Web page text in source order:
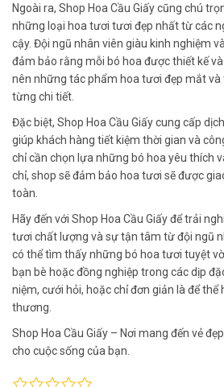
Ngoài ra, Shop Hoa Cầu Giấy cũng chú
những loại hoa tươi tươi đẹp nhất từ các
cậy. Đội ngũ nhân viên giàu kinh nghiệm
đảm bảo rằng mỗi bó hoa được thiết kế
nên những tác phẩm hoa tươi đẹp mắt và
từng chi tiết.
Đặc biệt, Shop Hoa Cầu Giấy cung cấp
giúp khách hàng tiết kiệm thời gian và
chỉ cần chọn lựa những bó hoa yêu thích
chỉ, shop sẽ đảm bảo hoa tươi sẽ được
toàn.
Hãy đến với Shop Hoa Cầu Giấy để trải
tươi chất lượng và sự tận tâm từ đội ngũ
có thể tìm thấy những bó hoa tươi tuyệt
bạn bè hoặc đồng nghiệp trong các dịp
niệm, cưới hỏi, hoặc chỉ đơn giản là để thể
thương.
Shop Hoa Cầu Giấy – Nơi mang đến vẻ
cho cuộc sống của bạn.